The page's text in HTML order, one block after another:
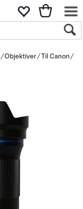
Objektiver Til Canon